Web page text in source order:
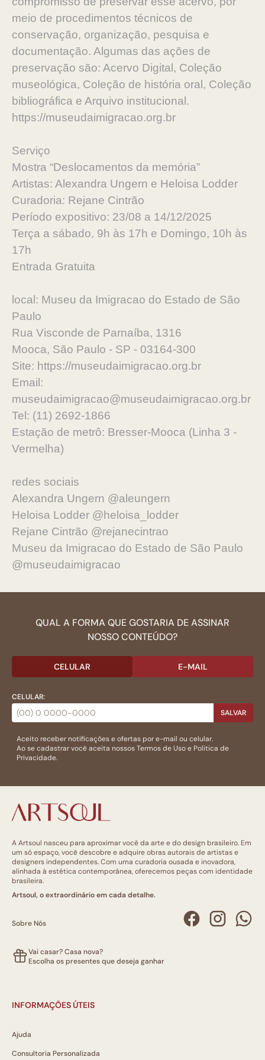
meio de procedimentos técnicos de
conservação, organização, pesquisa e
documentação. Algumas das ações de
preservação são: Acervo Digital, Coleção
museológica, Coleção de história oral, Coleção
bibliográfica e Arquivo institucional.
https://museudaimigracao.org.br
Serviço
Mostra “Deslocamentos da memória”
Artistas: Alexandra Ungern e Heloisa Lodder
Curadoria: Rejane Cintrão
Período expositivo: 23/08 a 14/12/2025
Terça a sábado, 9h às 17h e Domingo, 10h às
17h
Entrada Gratuita
local: Museu da Imigracao do Estado de São
Paulo
Rua Visconde de Parnaíba, 1316
Mooca, São Paulo - SP - 03164-300
Site: https://museudaimigracao.org.br
Email:
museudaimigracao@museudaimigracao.org.br
Tel: (11) 2692-1866
Estação de metrô: Bresser-Mooca (Linha 3 -
Vermelha)
redes sociais
Alexandra Ungern @aleungern
Heloisa Lodder @heloisa_lodder
Rejane Cintrão @rejanecintrao
Museu da Imigracao do Estado de São Paulo
@museudaimigracao
QUAL A FORMA QUE GOSTARIA DE ASSINAR
NOSSO CONTEÚDO?
CELULAR E-MAIL
CELULAR:
SALVAR
Aceito receber notificações e ofertas por e-mail ou celular.
Ao se cadastrar você aceita nossosTermos de Usoe Politica de
Privacidade.
A Artsoul nasceu para aproximar você da arte e do design brasileiro. Em
um só espaço, você descobre e adquire obras autorais de artistas e
designers independentes. Com uma curadoria ousada e inovadora,
alinhada à estética contemporânea, oferecemos peças com identidade
brasileira.
Artsoul, o extraordinário em cada detalhe.
Sobre Nós
Vai casar? Casa nova?
Escolha os presentes que deseja ganhar
INFORMAÇÕES ÚTEIS
Ajuda
Consultoria Personalizada